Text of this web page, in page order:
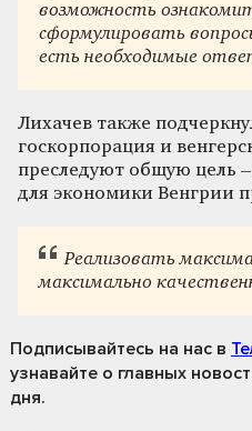
возможность
сформулировать
есть необходимые
Лихачев также
госкорпорация и
преследуют общую цель
для экономики Венгрии
Реализовать
максимально
Подписывайтесь на нас в
узнавайте о главных
дня.